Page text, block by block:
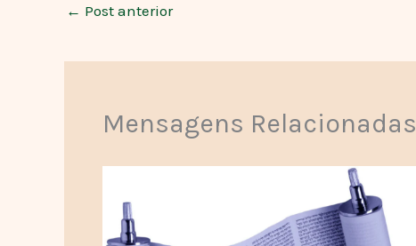
← Post anterior
Mensagens Relacionadas